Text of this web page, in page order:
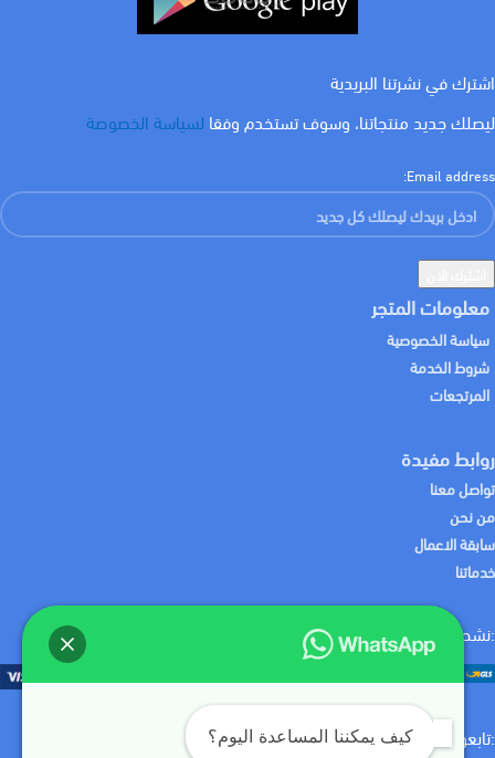
اشترك في نشرتنا البريدية
ليصلك جديد منتجاتنا، وسوف تستخدم وفقا لسياسة الخصوصة
Email address:
معلومات المتجر
سياسة الخصوصية
شروط الخدمة
المرتجعات
روابط مفيدة
تواصل معنا
من نحن
سابقة الاعمال
خدماتنا
:نشحن لك منتجاتك باستخدام
:تابعونا علي كيف يمكننا المساعدة اليوم؟